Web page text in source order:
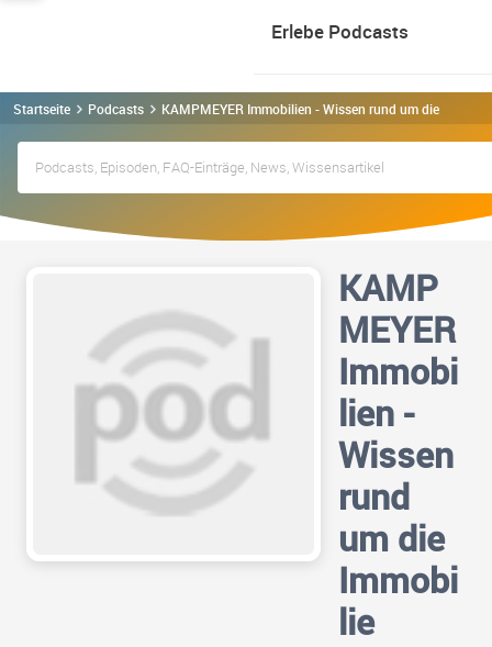
Erlebe Podcasts
Startseite Podcasts KAMPMEYER Immobilien - Wissen rund um die
KAMP
MEYER
Immobi
lien -
Wissen
rund
um die
Immobi
lie